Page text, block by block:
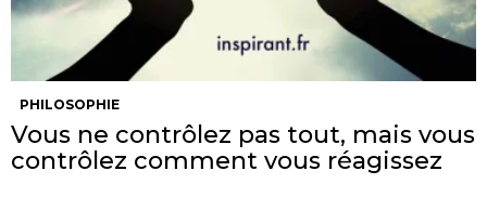
PHILOSOPHIE
Vous ne contrôlez pas tout, mais vous
contrôlez comment vous réagissez